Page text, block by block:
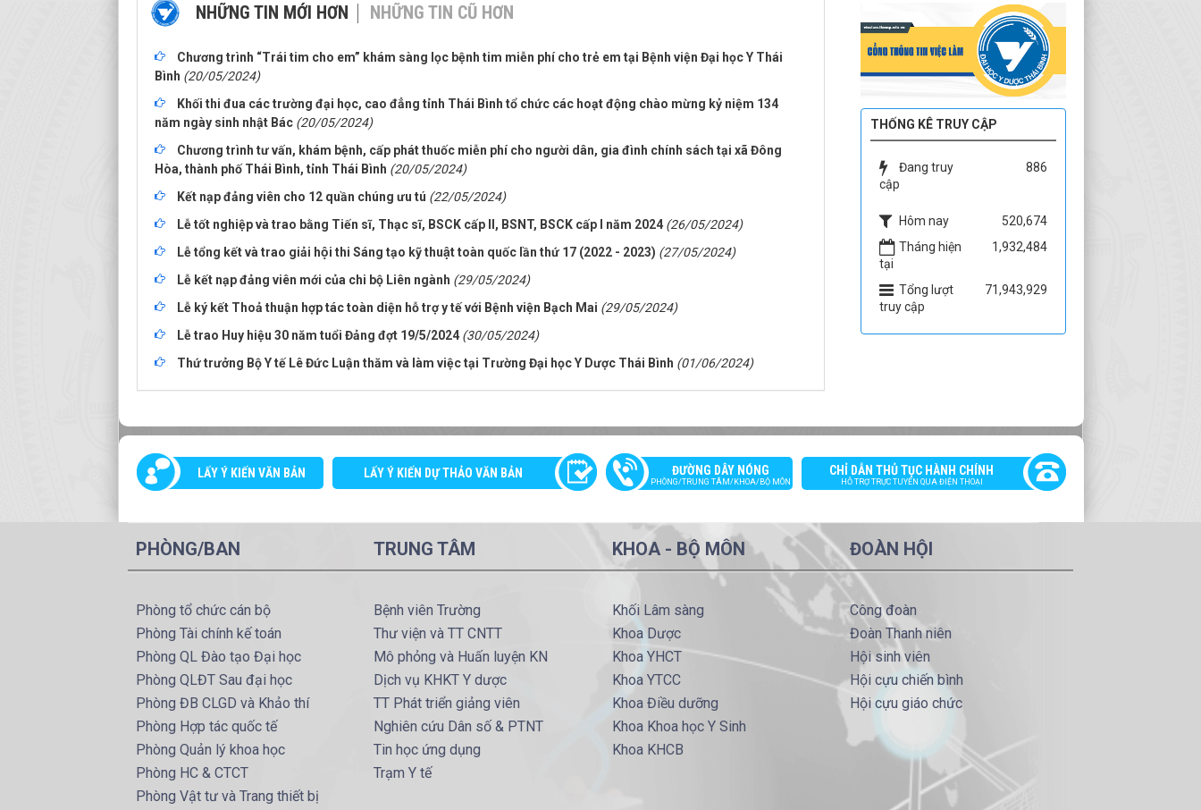
NHỮNG TIN MỚI HƠN NHỮNG TIN CŨ HƠN
Chương trình “Trái tim cho em” khám sàng lọc bệnh tim miễn phí cho trẻ em tại Bệnh viện Đại học Y Thái
Bình (20/05/2024)
Khối thi đua các trường đại học, cao đẳng tỉnh Thái Bình tổ chức các hoạt động chào mừng kỷ niệm 134
năm ngày sinh nhật Bác (20/05/2024)
Chương trình tư vấn, khám bệnh, cấp phát thuốc miễn phí cho người dân, gia đình chính sách tại xã Đông
Hòa, thành phố Thái Bình, tỉnh Thái Bình (20/05/2024)
Kết nạp đảng viên cho 12 quần chúng ưu tú (22/05/2024)
Lễ tốt nghiệp và trao bằng Tiến sĩ, Thạc sĩ, BSCK cấp II, BSNT, BSCK cấp I năm 2024 (26/05/2024)
Lễ tổng kết và trao giải hội thi Sáng tạo kỹ thuật toàn quốc lần thứ 17 (2022 - 2023) (27/05/2024)
Lễ kết nạp đảng viên mới của chi bộ Liên ngành (29/05/2024)
Lễ ký kết Thoả thuận hợp tác toàn diện hỗ trợ y tế với Bệnh viện Bạch Mai (29/05/2024)
Lễ trao Huy hiệu 30 năm tuổi Đảng đợt 19/5/2024 (30/05/2024)
Thứ trưởng Bộ Y tế Lê Đức Luận thăm và làm việc tại Trường Đại học Y Dược Thái Bình (01/06/2024)
THỐNG KÊ TRUY CẬP
Đang truy
cập
886
Hôm nay
520,674
Tháng hiện
tại
1,932,484
Tổng lượt
truy cập
71,943,929
LẤY Ý KIẾN VĂN BẢN LẤY Ý KIẾN DỰ THẢO VĂN BẢN ĐƯỜNG DÂY NÓNG
PHÒNG/TRUNG TÂM/KHOA/BỘ MÔN
CHỈ DẪN THỦ TỤC HÀNH CHÍNH
HỖ TRỢ TRỰC TUYẾN QUA ĐIỆN THOẠI
PHÒNG/BAN
Phòng tổ chức cán bộ
Phòng Tài chính kế toán
Phòng QL Đào tạo Đại học
Phòng QLĐT Sau đại học
Phòng ĐB CLGD và Khảo thí
Phòng Hợp tác quốc tế
Phòng Quản lý khoa học
Phòng HC & CTCT
Phòng Vật tư và Trang thiết bị
TRUNG TÂM
Bệnh viên Trường
Thư viện và TT CNTT
Mô phỏng và Huấn luyện KN
Dịch vụ KHKT Y dược
TT Phát triển giảng viên
Nghiên cứu Dân số & PTNT
Tin học ứng dụng
Trạm Y tế
KHOA - BỘ MÔN
Khối Lâm sàng
Khoa Dược
Khoa YHCT
Khoa YTCC
Khoa Điều dưỡng
Khoa Khoa học Y Sinh
Khoa KHCB
ĐOÀN HỘI
Công đoàn
Đoàn Thanh niên
Hội sinh viên
Hội cựu chiến bình
Hội cựu giáo chức